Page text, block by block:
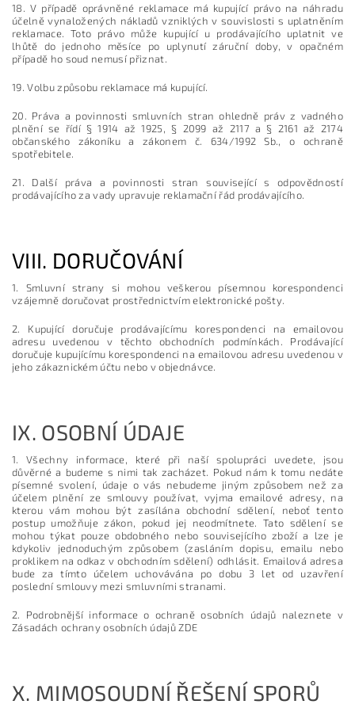
18. V případě oprávněné reklamace má kupující právo na náhradu
účelně vynaložených nákladů vzniklých v souvislosti s uplatněním
reklamace. Toto právo může kupující u prodávajícího uplatnit ve
lhůtě do jednoho měsíce po uplynutí záruční doby, v opačném
případě ho soud nemusí přiznat.
19. Volbu způsobu reklamace má kupující.
20. Práva a povinnosti smluvních stran ohledně práv z vadného
plnění se řídí § 1914 až 1925, § 2099 až 2117 a § 2161 až 2174
občanského zákoníku a zákonem č. 634/1992 Sb., o ochraně
spotřebitele.
21. Další práva a povinnosti stran související s odpovědností
prodávajícího za vady upravuje reklamační řád prodávajícího.
VIII. DORUČOVÁNÍ
1. Smluvní strany si mohou veškerou písemnou korespondenci
vzájemně doručovat prostřednictvím elektronické pošty.
2. Kupující doručuje prodávajícímu korespondenci na emailovou
adresu uvedenou v těchto obchodních podmínkách. Prodávající
doručuje kupujícímu korespondenci na emailovou adresu uvedenou v
jeho zákaznickém účtu nebo v objednávce.
IX. OSOBNÍ ÚDAJE
1. Všechny informace, které při naší spolupráci uvedete, jsou
důvěrné a budeme s nimi tak zacházet. Pokud nám k tomu nedáte
písemné svolení, údaje o vás nebudeme jiným způsobem než za
účelem plnění ze smlouvy používat, vyjma emailové adresy, na
kterou vám mohou být zasílána obchodní sdělení, neboť tento
postup umožňuje zákon, pokud jej neodmítnete. Tato sdělení se
mohou týkat pouze obdobného nebo souvisejícího zboží a lze je
kdykoliv jednoduchým způsobem (zasláním dopisu, emailu nebo
proklikem na odkaz v obchodním sdělení) odhlásit. Emailová adresa
bude za tímto účelem uchovávána po dobu 3 let od uzavření
poslední smlouvy mezi smluvními stranami.
2. Podrobnější informace o ochraně osobních údajů naleznete v
Zásadách ochrany osobních údajů ZDE
X. MIMOSOUDNÍ ŘEŠENÍ SPORŮ